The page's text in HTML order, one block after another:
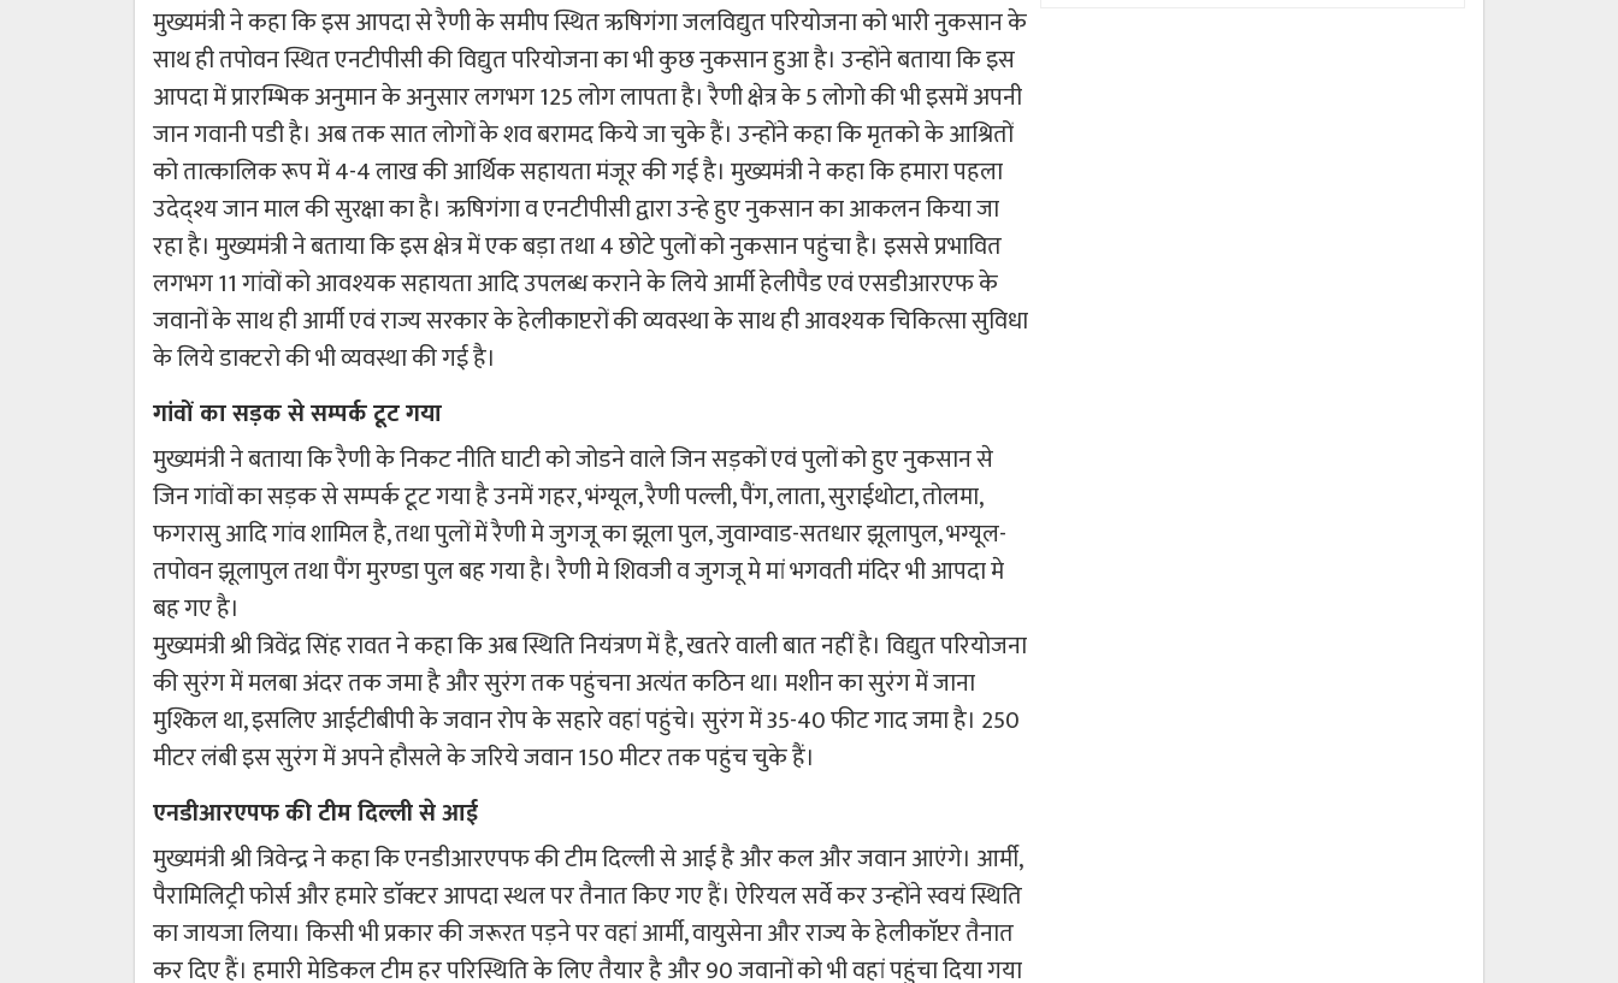
मुख्यमंत्री ने कहा कि इस आपदा से रैणी के समीप स्थित ऋषिगंगा जलविद्युत परियोजना को भारी नुकसान के
साथ ही तपोवन स्थित एनटीपीसी की विद्युत परियोजना का भी कुछ नुकसान हुआ है। उन्होंने बताया कि इस
आपदा में प्रारम्भिक अनुमान के अनुसार लगभग 125 लोग लापता है। रैणी क्षेत्र के 5 लोगो की भी इसमें अपनी
जान गवानी पडी है। अब तक सात लोगों के शव बरामद किये जा चुके हैं। उन्होंने कहा कि मृतको के आश्रितों
को तात्कालिक रूप में 4-4 लाख की आर्थिक सहायता मंजूर की गई है। मुख्यमंत्री ने कहा कि हमारा पहला
उदेद्श्य जान माल की सुरक्षा का है। ऋषिगंगा व एनटीपीसी द्वारा उन्हे हुए नुकसान का आकलन किया जा
रहा है। मुख्यमंत्री ने बताया कि इस क्षेत्र में एक बड़ा तथा 4 छोटे पुलों को नुकसान पहुंचा है। इससे प्रभावित
लगभग 11 गांवों को आवश्यक सहायता आदि उपलब्ध कराने के लिये आर्मी हेलीपैड एवं एसडीआरएफ के
जवानों के साथ ही आर्मी एवं राज्य सरकार के हेलीकाप्टरों की व्यवस्था के साथ ही आवश्यक चिकित्सा सुविधा
के लिये डाक्टरो की भी व्यवस्था की गई है।
गांवों का सड़क से सम्पर्क टूट गया
मुख्यमंत्री ने बताया कि रैणी के निकट नीति घाटी को जोडने वाले जिन सड़कों एवं पुलों को हुए नुकसान से
जिन गांवों का सड़क से सम्पर्क टूट गया है उनमें गहर, भंग्यूल, रैणी पल्ली, पैंग, लाता, सुराईथोटा, तोलमा,
फगरासु आदि गांव शामिल है, तथा पुलों में रैणी मे जुगजू का झूला पुल, जुवाग्वाड-सतधार झूलापुल, भग्यूल-
तपोवन झूलापुल तथा पैंग मुरण्डा पुल बह गया है। रैणी मे शिवजी व जुगजू मे मां भगवती मंदिर भी आपदा मे
बह गए है।
मुख्यमंत्री श्री त्रिवेंद्र सिंह रावत ने कहा कि अब स्थिति नियंत्रण में है, खतरे वाली बात नहीं है। विद्युत परियोजना
की सुरंग में मलबा अंदर तक जमा है और सुरंग तक पहुंचना अत्यंत कठिन था। मशीन का सुरंग में जाना
मुश्किल था, इसलिए आईटीबीपी के जवान रोप के सहारे वहां पहुंचे। सुरंग में 35-40 फीट गाद जमा है। 250
मीटर लंबी इस सुरंग में अपने हौसले के जरिये जवान 150 मीटर तक पहुंच चुके हैं।
एनडीआरएपफ की टीम दिल्ली से आई
मुख्यमंत्री श्री त्रिवेन्द्र ने कहा कि एनडीआरएपफ की टीम दिल्ली से आई है और कल और जवान आएंगे। आर्मी,
पैरामिलिट्री फोर्स और हमारे डाॅक्टर आपदा स्थल पर तैनात किए गए हैं। ऐरियल सर्वे कर उन्होंने स्वयं स्थिति
का जायजा लिया। किसी भी प्रकार की जरूरत पड़ने पर वहां आर्मी, वायुसेना और राज्य के हेलीकाॅप्टर तैनात
कर दिए हैं। हमारी मेडिकल टीम हर परिस्थिति के लिए तैयार है और 90 जवानों को भी वहां पहुंचा दिया गया